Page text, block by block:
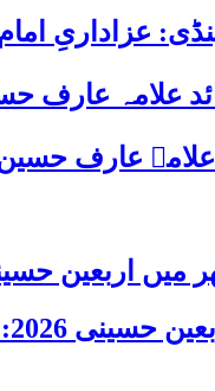
عزاداریِ
علامہ عارف
کی 38ویں برسی پر قائد ملت جعفریہ
اتحاد اور جوش و جذبے کے ساتھ منایا گیا، لاکھوں عزادار
عزاداری فکر حسینی کی ترویج کا ذریعہ ہے، قائد ملت جعفریہ آیت اللہ سید ساجد علی نقوی